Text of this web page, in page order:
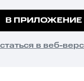
их аналогов
запрещён и влечёт
ответственность.
куки, чтобы на
ПОНЯТНО
В ПРИЛОЖЕНИЕ
в веб-